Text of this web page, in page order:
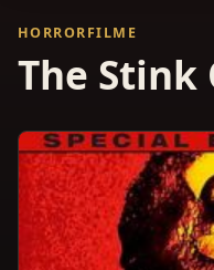
HORRORFILME
The Stink